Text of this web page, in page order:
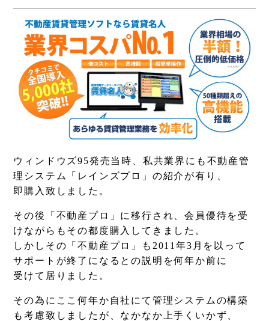
ウィンドウズ95発売当時、私共業界にも不動産管
理システム「レインズプロ」の紹介が有り、
即購入致しました。
その後「不動産プロ」に移行され、会員優待を受
けながらもその都度購入してきました。
しかしその「不動産プロ」も2011年3月を以って
サポートが終了になるとの説明を何年か前に
受けて居りました。
その為にここ何年か自社にて管理システムの構築
も考慮致しましたが、なかなか上手くいかず、